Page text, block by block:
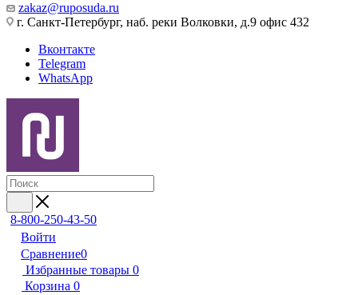
zakaz@ruposuda.ru
г. Санкт-Петербург, наб. реки Волковки, д.9 офис 432
Вконтакте
Telegram
WhatsApp
8-800-250-43-50
Войти
Сравнение0
Избранные товары 0
Корзина 0